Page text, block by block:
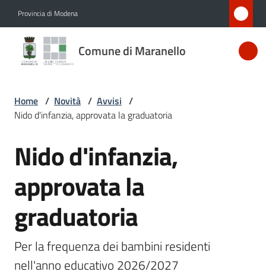
Provincia di Modena
Comune di Maranello
Comune
di
Novità
Servizi
Vivere
Maranello
Home / Novità / Avvisi /
Nido d'infanzia, approvata la graduatoria
Salta al contenuto
Nido d'infanzia,
approvata la
graduatoria
Per la frequenza dei bambini residenti
nell'anno educativo 2026/2027